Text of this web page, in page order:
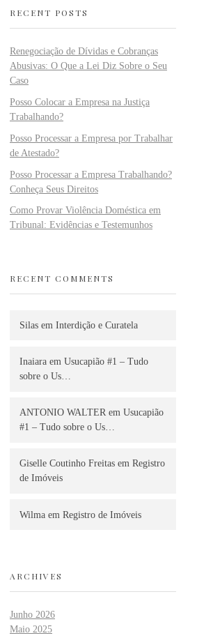
RECENT POSTS
Renegociação de Dívidas e Cobranças
Abusivas: O Que a Lei Diz Sobre o Seu
Caso
Posso Colocar a Empresa na Justiça
Trabalhando?
Posso Processar a Empresa por Trabalhar
de Atestado?
Posso Processar a Empresa Trabalhando?
Conheça Seus Direitos
Como Provar Violência Doméstica em
Tribunal: Evidências e Testemunhos
RECENT COMMENTS
Silas em Interdição e Curatela
Inaiara em Usucapião #1 – Tudo
sobre o Us…
ANTONIO WALTER em Usucapião
#1 – Tudo sobre o Us…
Giselle Coutinho Freitas em Registro
de Imóveis
Wilma em Registro de Imóveis
ARCHIVES
Junho 2026
Maio 2025